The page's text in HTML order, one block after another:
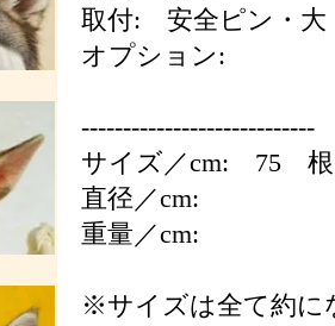
取付: 安全ピン・大
オプション:
----------------------------
サイズ／cm: 75 根
直径／cm:
重量／cm:
※サイズは全て約に